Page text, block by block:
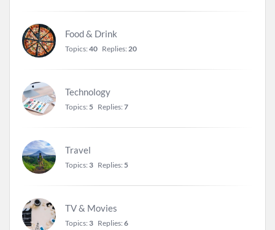
Food & Drink
Topics: 40 Replies: 20
Technology
Topics: 5 Replies: 7
Travel
Topics: 3 Replies: 5
TV & Movies
Topics: 3 Replies: 6